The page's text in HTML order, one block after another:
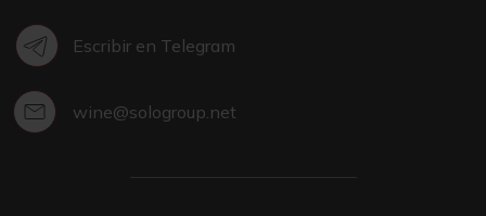
Escribir en Telegram
wine@sologroup.net